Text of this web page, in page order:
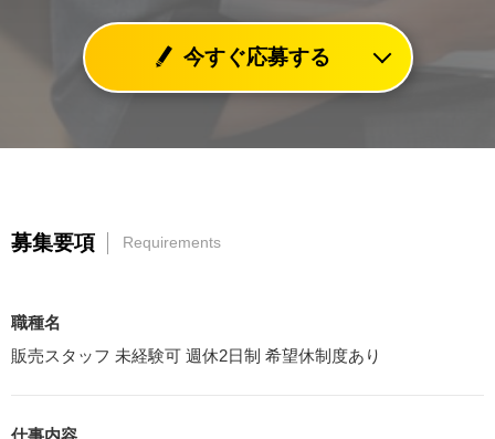
今すぐ応募する
募集要項 Requirements
職種名
販売スタッフ 未経験可 週休2日制 希望休制度あり
仕事内容